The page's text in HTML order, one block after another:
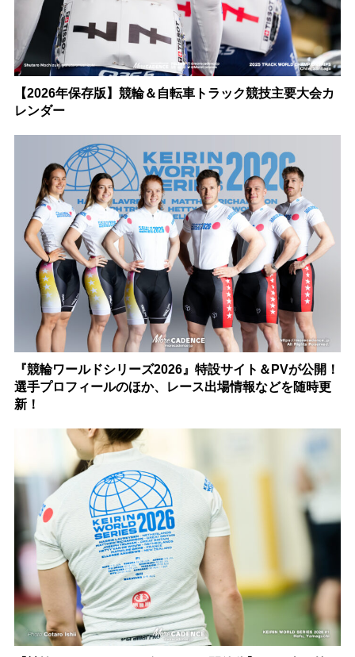
【2026年保存版】競輪＆自転車トラック競技主要大会カ
レンダー
『競輪ワールドシリーズ2026』特設サイト＆PVが公開！
選手プロフィールのほか、レース出場情報などを随時更
新！